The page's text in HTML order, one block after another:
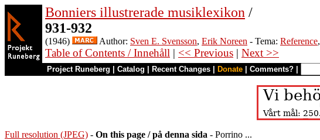
Bonniers illustrerade musiklexikon /
931-932
(1946) Author: Sven E. Svensson, Erik Noreen - Tema: Reference,
Table of Contents / Innehåll | << Previous | Next >>
Project Runeberg Catalog Recent Changes Donate Comments?
Full resolution (JPEG) - On this page / på denna sida - Porrino ...